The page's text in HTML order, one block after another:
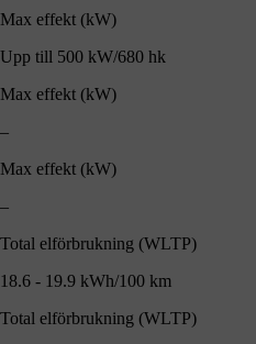
Max effekt (kW)
Upp till 500 kW/680 hk
Max effekt (kW)
–
Max effekt (kW)
–
Total elförbrukning (WLTP)
18.6 - 19.9 kWh/100 km
Total elförbrukning (WLTP)